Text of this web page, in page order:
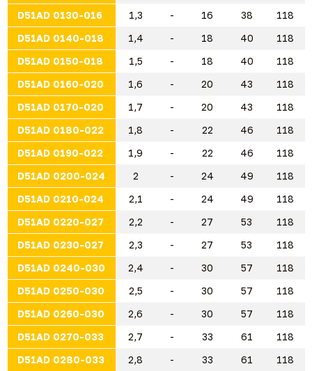
D51AD 0130-016
1,3 - 16 38
118
D51AD 0140-018
1,4 - 18 40
118
D51AD 0150-018
1,5 - 18 40
118
D51AD 0160-020
1,6 - 20 43
118
D51AD 0170-020
1,7 - 20 43
118
D51AD 0180-022
1,8 - 22 46
118
D51AD 0190-022
1,9 - 22 46
118
D51AD 0200-024
2 - 24 49
118
D51AD 0210-024
2,1 - 24 49
118
D51AD 0220-027
2,2 - 27 53
118
D51AD 0230-027
2,3 - 27 53
118
D51AD 0240-030
2,4 - 30 57
118
D51AD 0250-030
2,5 - 30 57
118
D51AD 0260-030
2,6 - 30 57
118
D51AD 0270-033
2,7 - 33 61
118
D51AD 0280-033
2,8 - 33 61
118